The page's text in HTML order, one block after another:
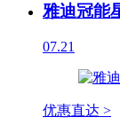
雅迪冠能
07.21
优惠直达 >